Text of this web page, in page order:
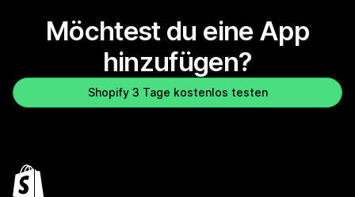
Möchtest du eine App
hinzufügen?
Shopify 3 Tage kostenlos testen